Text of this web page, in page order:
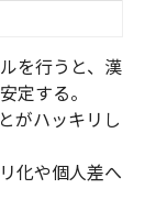
を行うと、漢
定する。
がハッキリし
化や個人差へ